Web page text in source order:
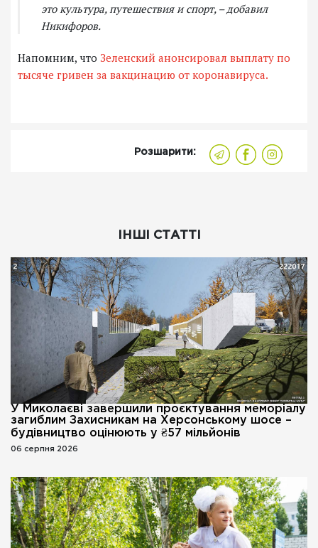
это культура, путешествия и спорт, – добавил
Никифоров.
Напомним, что Зеленский анонсировал выплату по
тысяче гривен за вакцинацию от коронавируса.
Розшарити:
ІНШІ СТАТТІ
У Миколаєві завершили проєктування меморіалу
загиблим Захисникам на Херсонському шосе –
будівництво оцінюють у ₴57 мільйонів
06 серпня 2026